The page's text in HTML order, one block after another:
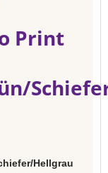
Print
Hellgrau